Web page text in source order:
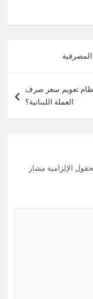
تعويم سعر صرف
العملة اللبنانية؟
الإلزامية مشار